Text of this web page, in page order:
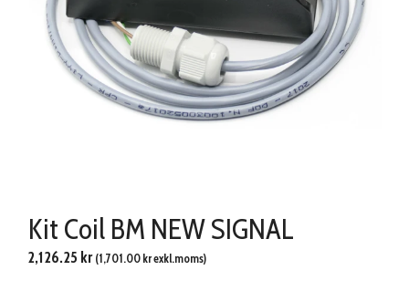
Kit Coil BM NEW SIGNAL
2,126.25 kr (1,701.00 krexkl.moms)